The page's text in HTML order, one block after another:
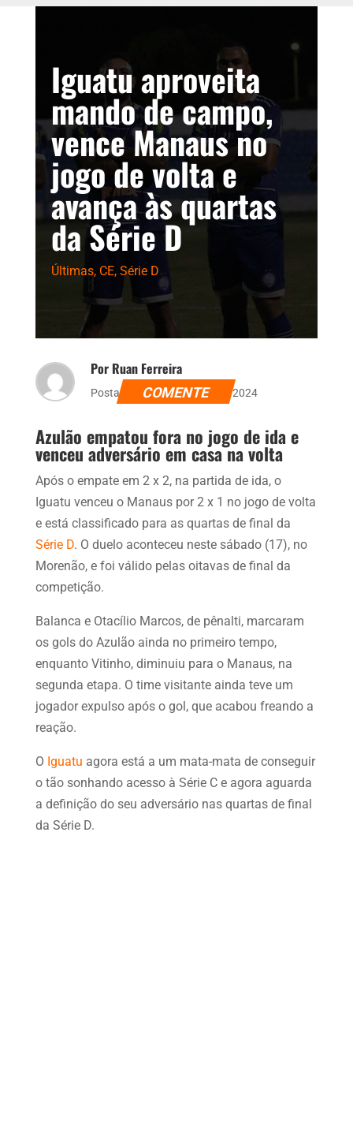
Iguatu aproveita
mando de campo,
vence Manaus no
jogo de volta e
avança às quartas
da Série D
Últimas, CE, Série D
Por Ruan Ferreira
Postado dia 18 de agosto de 2024
COMENTE
Azulão empatou fora no jogo de ida e
venceu adversário em casa na volta
Após o empate em 2 x 2, na partida de ida, o
Iguatu venceu o Manaus por 2 x 1 no jogo de volta
e está classificado para as quartas de final da
Série D. O duelo aconteceu neste sábado (17), no
Morenão, e foi válido pelas oitavas de final da
competição.
Balanca e Otacílio Marcos, de pênalti, marcaram
os gols do Azulão ainda no primeiro tempo,
enquanto Vitinho, diminuiu para o Manaus, na
segunda etapa. O time visitante ainda teve um
jogador expulso após o gol, que acabou freando a
reação.
O Iguatu agora está a um mata-mata de conseguir
o tão sonhando acesso à Série C e agora aguarda
a definição do seu adversário nas quartas de final
da Série D.